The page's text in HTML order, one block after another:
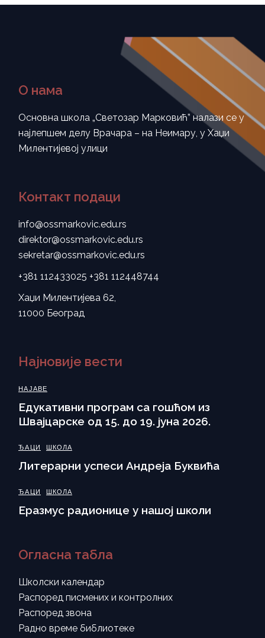
О нама
Основна школа „Светозар Марковић” налази се у
најлепшем делу Врачара – на Неимару, у Хаџи
Милентијевој улици
Контакт подаци
info@ossmarkovic.edu.rs
direktor@ossmarkovic.edu.rs
sekretar@ossmarkovic.edu.rs
+381 112433025 +381 112448744
Хаџи Милентијева 62,
11000 Београд
Најновије вести
НАЈАВЕ
Eдукативни програм са гошћом из
Швајцарске од 15. до 19. јуна 2026.
ЂАЦИ ШКОЛА
Литерарни успеси Андреја Буквића
ЂАЦИ ШКОЛА
Еразмус радионице у нашој школи
Огласна табла
Школски календар
Распоред писмених и контролних
Распоред звона
Радно време библиотеке